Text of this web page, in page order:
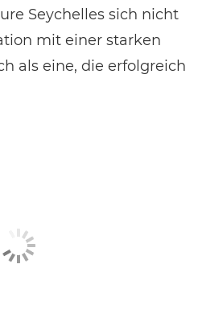
Seychelles sich nicht
mit einer starken
als eine, die erfolgreich